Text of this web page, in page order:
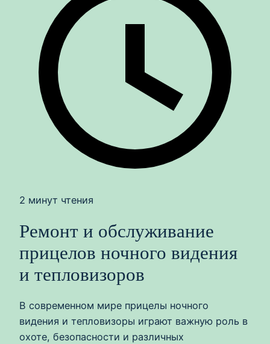
2 минут чтения
Ремонт и обслуживание
прицелов ночного видения
и тепловизоров
В современном мире прицелы ночного
видения и тепловизоры играют важную роль в
охоте, безопасности и различных